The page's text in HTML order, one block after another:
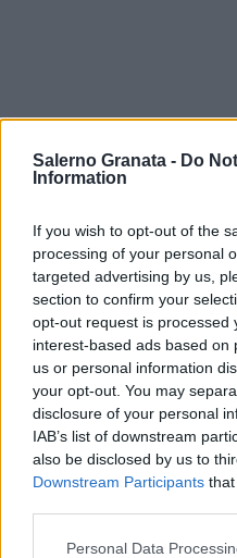
Salerno Granata - Do
Information
If you wish to opt-out of the
processing of your personal
targeted advertising by us,
section to confirm your
opt-out request is processed
interest-based ads based on
us or personal information
your opt-out. You may
disclosure of your personal
IAB’s list of downstream
also be disclosed by us to
Downstream Participants
Personal Data